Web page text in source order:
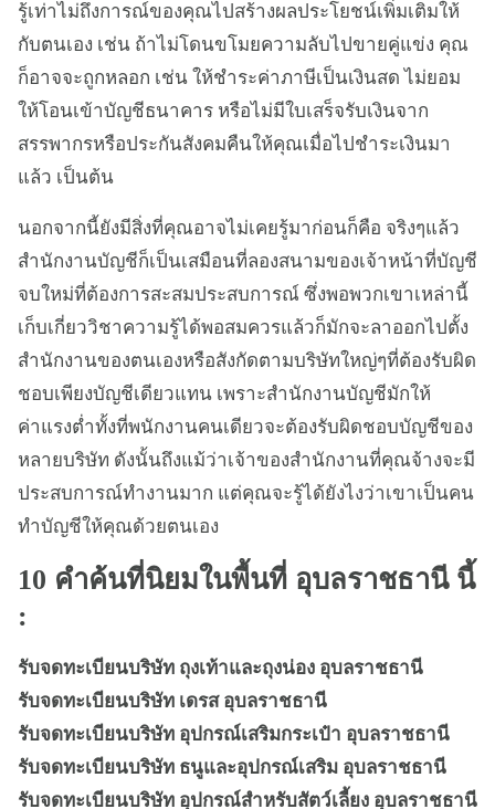
รู้เท่าไม่ถึงการณ์ของคุณไปสร้างผลประโยชน์เพิ่มเติมให้
กับตนเอง เช่น ถ้าไม่โดนขโมยความลับไปขายคู่แข่ง คุณ
ก็อาจจะถูกหลอก เช่น ให้ชำระค่าภาษีเป็นเงินสด ไม่ยอม
ให้โอนเข้าบัญชีธนาคาร หรือไม่มีใบเสร็จรับเงินจาก
สรรพากรหรือประกันสังคมคืนให้คุณเมื่อไปชำระเงินมา
แล้ว เป็นต้น
นอกจากนี้ยังมีสิ่งที่คุณอาจไม่เคยรู้มาก่อนก็คือ จริงๆแล้ว
สำนักงานบัญชีก็เป็นเสมือนที่ลองสนามของเจ้าหน้าที่บัญชี
จบใหม่ที่ต้องการสะสมประสบการณ์ ซึ่งพอพวกเขาเหล่านี้
เก็บเกี่ยววิชาความรู้ได้พอสมควรแล้วก็มักจะลาออกไปตั้ง
สำนักงานของตนเองหรือสังกัดตามบริษัทใหญ่ๆที่ต้องรับผิด
ชอบเพียงบัญชีเดียวแทน เพราะสำนักงานบัญชีมักให้
ค่าแรงต่ำทั้งที่พนักงานคนเดียวจะต้องรับผิดชอบบัญชีของ
หลายบริษัท ดังนั้นถึงแม้ว่าเจ้าของสำนักงานที่คุณจ้างจะมี
ประสบการณ์ทำงานมาก แต่คุณจะรู้ได้ยังไงว่าเขาเป็นคน
ทำบัญชีให้คุณด้วยตนเอง
10 คำค้นที่นิยมในพื้นที่ อุบลราชธานี นี้
:
รับจดทะเบียนบริษัท ถุงเท้าและถุงน่อง อุบลราชธานี
รับจดทะเบียนบริษัท เดรส อุบลราชธานี
รับจดทะเบียนบริษัท อุปกรณ์เสริมกระเป๋า อุบลราชธานี
รับจดทะเบียนบริษัท ธนูและอุปกรณ์เสริม อุบลราชธานี
รับจดทะเบียนบริษัท อุปกรณ์สำหรับสัตว์เลี้ยง อุบลราชธานี